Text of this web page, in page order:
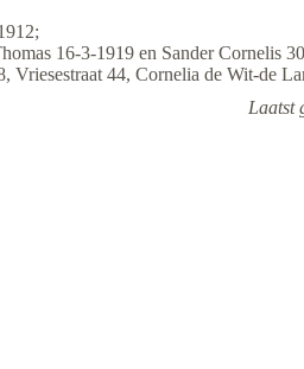
16-3-1919 en Sander Cornelis
Vriesestraat 44, Cornelia de Wit-de
Laatst